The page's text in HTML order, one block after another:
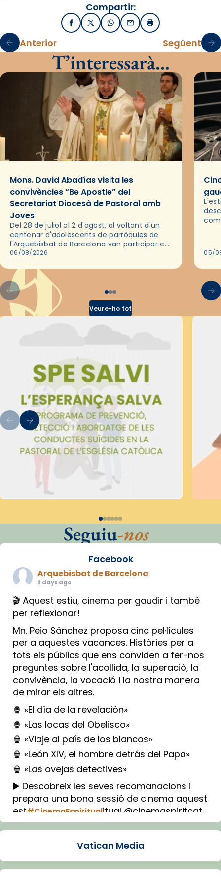
Compartir:
FacebookX / TwitterWhatsApp
EmailImprimir
Anterior Següent
T’interessarà…
Mons. David Abadías visita les
convivències “Be Apostle” del
Secretariat Diocesà de Pastoral amb
Joves
Del 28 de juliol al 2 d'agost, al voltant d'un
centenar d'adolescents de parròquies de
l'Arquebisbat de Barcelona van participar en
les convivències Be Apostle, organitzades
06/08/2026 05/
Veure-ho tot
Seguiu-nos
Facebook
Arquebisbat de Barcelona
2 days ago
🎬 Aquest estiu, cinema per gaudir i també
per reflexionar!
Mn. Peio Sánchez proposa cinc pel·lícules
per a aquestes vacances. Històries per a
tots els públics que ens conviden a fer-nos
preguntes sobre l'acollida, la superació, la
convivència, la vocació i la nostra manera
de mirar els altres.
🍿 «El día de la revelación»
🍿 «Las locas del Obelisco»
🍿 «Viaje al país de los blancos»
🍿 «León XIV, el hombre detrás del Papa»
🍿 «Las ovejas detectives»
▶️ Descobreix les seves recomanacions i
prepara una bona sessió de cinema aquest
est#CinemaEspiritualitual @cinemaspiritcat
Imatge: Generada amb IA (OpenAI)
Vatican Media